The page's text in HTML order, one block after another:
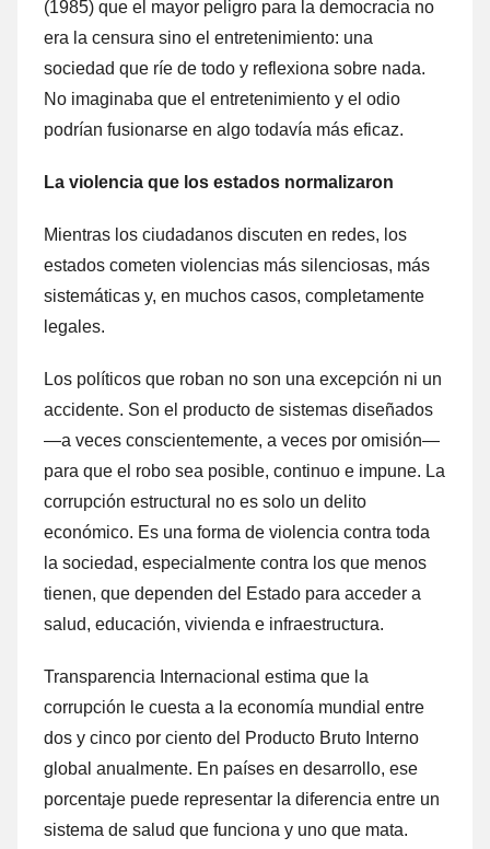
(1985) que el mayor peligro para la democracia no
era la censura sino el entretenimiento: una
sociedad que ríe de todo y reflexiona sobre nada.
No imaginaba que el entretenimiento y el odio
podrían fusionarse en algo todavía más eficaz.
La violencia que los estados normalizaron
Mientras los ciudadanos discuten en redes, los
estados cometen violencias más silenciosas, más
sistemáticas y, en muchos casos, completamente
legales.
Los políticos que roban no son una excepción ni un
accidente. Son el producto de sistemas diseñados
—a veces conscientemente, a veces por omisión—
para que el robo sea posible, continuo e impune. La
corrupción estructural no es solo un delito
económico. Es una forma de violencia contra toda
la sociedad, especialmente contra los que menos
tienen, que dependen del Estado para acceder a
salud, educación, vivienda e infraestructura.
Transparencia Internacional estima que la
corrupción le cuesta a la economía mundial entre
dos y cinco por ciento del Producto Bruto Interno
global anualmente. En países en desarrollo, ese
porcentaje puede representar la diferencia entre un
sistema de salud que funciona y uno que mata.